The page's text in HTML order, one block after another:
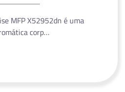
MFP X52952dn é uma
corp…